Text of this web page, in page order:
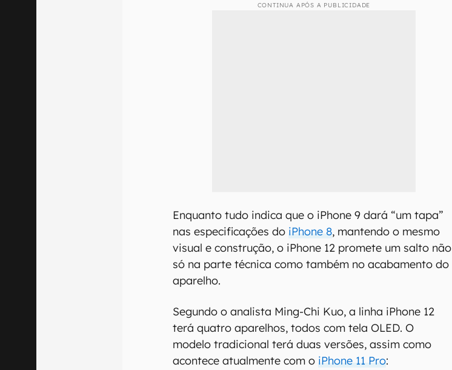
CONTINUA APÓS A PUBLICIDADE
Enquanto tudo indica que o iPhone 9 dará “um tapa”
nas especificações do iPhone 8, mantendo o mesmo
visual e construção, o iPhone 12 promete um salto não
só na parte técnica como também no acabamento do
aparelho.
Segundo o analista Ming-Chi Kuo, a linha iPhone 12
terá quatro aparelhos, todos com tela OLED. O
modelo tradicional terá duas versões, assim como
acontece atualmente com o iPhone 11 Pro: